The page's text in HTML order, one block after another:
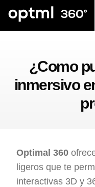
¿Como
inmersivo
Optimal 360
ligeros que te
interactivas 3D y